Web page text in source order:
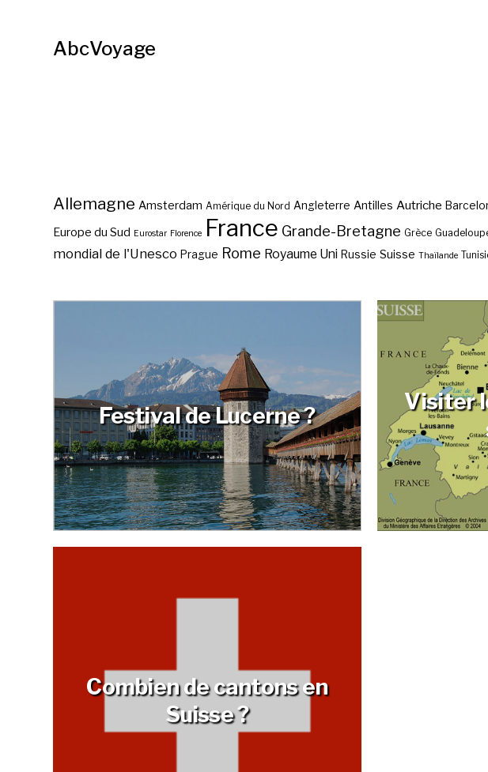
AbcVoyage
Allemagne Amsterdam Amérique du Nord Angleterre Antilles Autriche
Europe du Sud Eurostar Florence France Grande-Bretagne Grèce
mondial de l'Unesco Prague Rome Royaume Uni Russie Suisse Thaïlande
Festival de Lucerne ?
Visiter
Combien de cantons en
Suisse ?